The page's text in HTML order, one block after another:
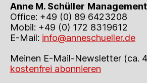
Anne M. Schüller
Office: +49 (0) 89 6423208
Mobil: +49 (0) 172 8319612
E-Mail: info@anneschueller.de
Meinen E-Mail-Newsletter (ca.
kostenfrei abonnieren